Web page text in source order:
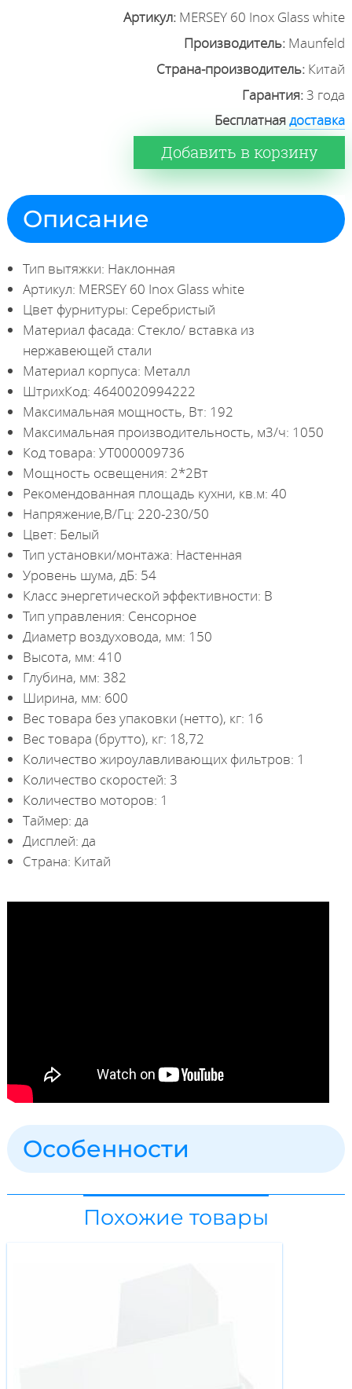
Артикул: MERSEY 60 Inox Glass white
Производитель: Maunfeld
Страна-производитель: Китай
Гарантия:3 года
Бесплатнаядоставка
Добавить в корзину
Описание
Тип вытяжки: Наклонная
Артикул: MERSEY 60 Inox Glass white
Цвет фурнитуры: Серебристый
Материал фасада: Стекло/ вставка из
нержавеющей стали
Материал корпуса: Металл
ШтрихКод: 4640020994222
Максимальная мощность, Вт: 192
Максимальная производительность, м3/ч: 1050
Код товара: УТ000009736
Мощность освещения: 2*2Вт
Рекомендованная площадь кухни, кв.м: 40
Напряжение,В/Гц: 220-230/50
Цвет: Белый
Тип установки/монтажа: Настенная
Уровень шума, дБ: 54
Класс энергетической эффективности: B
Тип управления: Сенсорное
Диаметр воздуховода, мм: 150
Высота, мм: 410
Глубина, мм: 382
Ширина, мм: 600
Вес товара без упаковки (нетто), кг: 16
Вес товара (брутто), кг: 18,72
Количество жироулавливающих фильтров: 1
Количество скоростей: 3
Количество моторов: 1
Таймер: да
Дисплей: да
Страна: Китай
Особенности
Похожие товары